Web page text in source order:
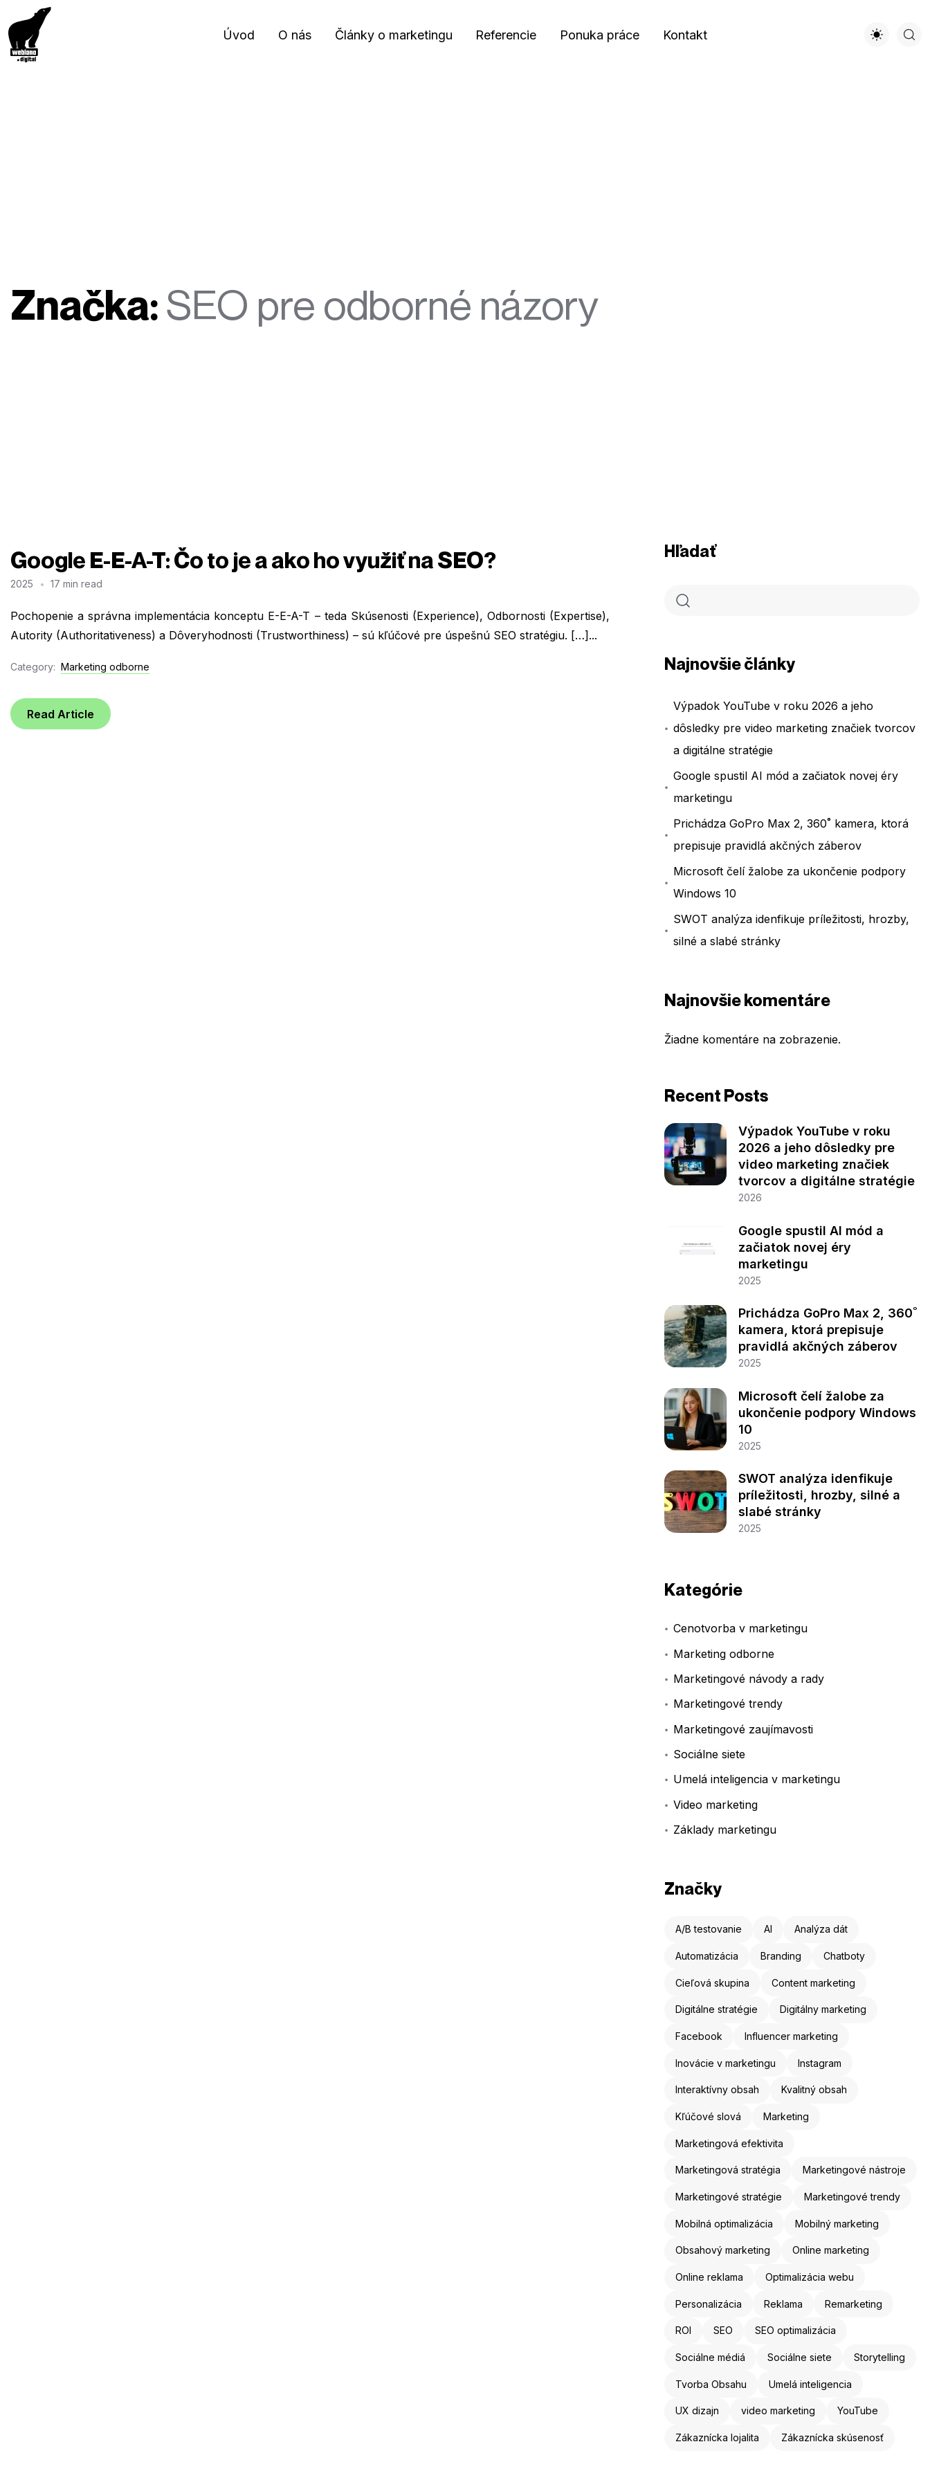
Úvod O nás Články o marketingu Referencie Ponuka práce Kontakt
Značka:SEO pre odborné názory
Google E-E-A-T: Čo to je a ako ho využiť na SEO?
2025 17 min read
Pochopenie a správna implementácia konceptu E-E-A-T – teda Skúsenosti (Experience), Odbornosti (Expertise),
Autority (Authoritativeness) a Dôveryhodnosti (Trustworthiness) – sú kľúčové pre úspešnú SEO stratégiu. […]...
Category: Marketing odborne
Read Article
Hľadať
Najnovšie články
Výpadok YouTube v roku 2026 a jeho
dôsledky pre video marketing značiek tvorcov
a digitálne stratégie
Google spustil AI mód a začiatok novej éry
marketingu
Prichádza GoPro Max 2, 360˚ kamera, ktorá
prepisuje pravidlá akčných záberov
Microsoft čelí žalobe za ukončenie podpory
Windows 10
SWOT analýza idenfikuje príležitosti, hrozby,
silné a slabé stránky
Najnovšie komentáre
Žiadne komentáre na zobrazenie.
Recent Posts
Výpadok YouTube v roku
2026 a jeho dôsledky pre
video marketing značiek
tvorcov a digitálne stratégie
2026
Google spustil AI mód a
začiatok novej éry
marketingu
2025
Prichádza GoPro Max 2, 360˚
kamera, ktorá prepisuje
pravidlá akčných záberov
2025
Microsoft čelí žalobe za
ukončenie podpory Windows
10
2025
SWOT analýza idenfikuje
príležitosti, hrozby, silné a
slabé stránky
2025
Kategórie
Cenotvorba v marketingu
Marketing odborne
Marketingové návody a rady
Marketingové trendy
Marketingové zaujímavosti
Sociálne siete
Umelá inteligencia v marketingu
Video marketing
Základy marketingu
Značky
A/B testovanie AI Analýza dát
Automatizácia Branding Chatboty
Cieľová skupina Content marketing
Digitálne stratégie Digitálny marketing
Facebook Influencer marketing
Inovácie v marketingu Instagram
Interaktívny obsah Kvalitný obsah
Kľúčové slová Marketing
Marketingová efektivita
Marketingová stratégia Marketingové nástroje
Marketingové stratégie Marketingové trendy
Mobilná optimalizácia Mobilný marketing
Obsahový marketing Online marketing
Online reklama Optimalizácia webu
Personalizácia Reklama Remarketing
ROI SEO SEO optimalizácia
Sociálne médiá Sociálne siete Storytelling
Tvorba Obsahu Umelá inteligencia
UX dizajn video marketing YouTube
Zákaznícka lojalita Zákaznícka skúsenosť